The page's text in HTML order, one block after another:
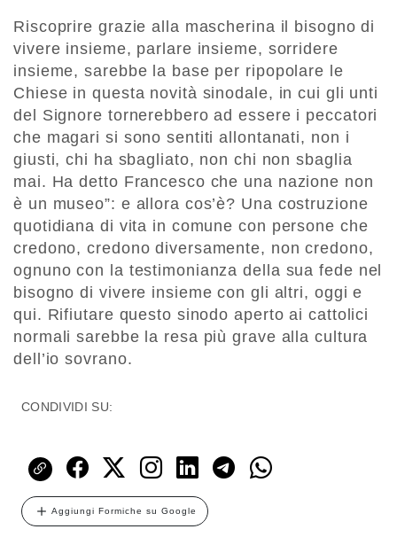
Riscoprire grazie alla mascherina il bisogno di
vivere insieme, parlare insieme, sorridere
insieme, sarebbe la base per ripopolare le
Chiese in questa novità sinodale, in cui gli unti
del Signore tornerebbero ad essere i peccatori
che magari si sono sentiti allontanati, non i
giusti, chi ha sbagliato, non chi non sbaglia
mai. Ha detto Francesco che una nazione non
è un museo”: e allora cos’è? Una costruzione
quotidiana di vita in comune con persone che
credono, credono diversamente, non credono,
ognuno con la testimonianza della sua fede nel
bisogno di vivere insieme con gli altri, oggi e
qui. Rifiutare questo sinodo aperto ai cattolici
normali sarebbe la resa più grave alla cultura
dell’io sovrano.
CONDIVIDI SU:
Aggiungi Formiche su Google